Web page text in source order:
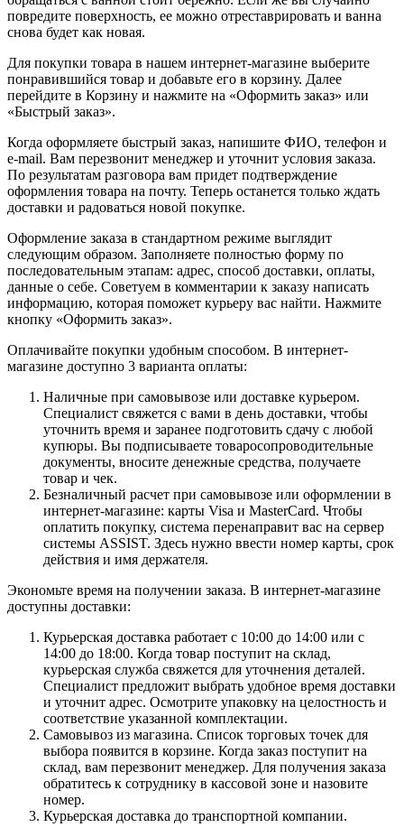
повредите поверхность, ее можно отреставрировать и ванна
снова будет как новая.
Для покупки товара в нашем интернет-магазине выберите
понравившийся товар и добавьте его в корзину. Далее
перейдите в Корзину и нажмите на «Оформить заказ» или
«Быстрый заказ».
Когда оформляете быстрый заказ, напишите ФИО, телефон и
e-mail. Вам перезвонит менеджер и уточнит условия заказа.
По результатам разговора вам придет подтверждение
оформления товара на почту. Теперь останется только ждать
доставки и радоваться новой покупке.
Оформление заказа в стандартном режиме выглядит
следующим образом. Заполняете полностью форму по
последовательным этапам: адрес, способ доставки, оплаты,
данные о себе. Советуем в комментарии к заказу написать
информацию, которая поможет курьеру вас найти. Нажмите
кнопку «Оформить заказ».
Оплачивайте покупки удобным способом. В интернет-
магазине доступно 3 варианта оплаты:
Наличные при самовывозе или доставке курьером.
Специалист свяжется с вами в день доставки, чтобы
уточнить время и заранее подготовить сдачу с любой
купюры. Вы подписываете товаросопроводительные
документы, вносите денежные средства, получаете
товар и чек.
Безналичный расчет при самовывозе или оформлении в
интернет-магазине: карты Visa и MasterCard. Чтобы
оплатить покупку, система перенаправит вас на сервер
системы ASSIST. Здесь нужно ввести номер карты, срок
действия и имя держателя.
Экономьте время на получении заказа. В интернет-магазине
доступны доставки:
Курьерская доставка работает с 10:00 до 14:00 или с
14:00 до 18:00. Когда товар поступит на склад,
курьерская служба свяжется для уточнения деталей.
Специалист предложит выбрать удобное время доставки
и уточнит адрес. Осмотрите упаковку на целостность и
соответствие указанной комплектации.
Самовывоз из магазина. Список торговых точек для
выбора появится в корзине. Когда заказ поступит на
склад, вам перезвонит менеджер. Для получения заказа
обратитесь к сотруднику в кассовой зоне и назовите
номер.
Курьерская доставка до транспортной компании.